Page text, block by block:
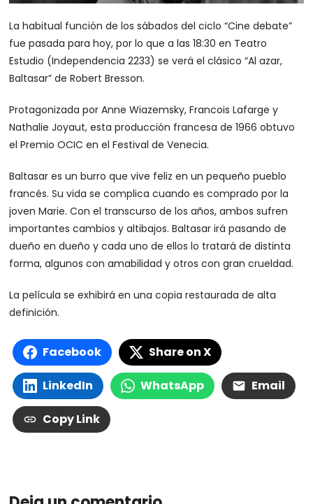
La habitual función de los sábados del ciclo “Cine debate”
fue pasada para hoy, por lo que a las 18:30 en Teatro
Estudio (Independencia 2233) se verá el clásico “Al azar,
Baltasar” de Robert Bresson.
Protagonizada por Anne Wiazemsky, Francois Lafarge y
Nathalie Joyaut, esta producción francesa de 1966 obtuvo
el Premio OCIC en el Festival de Venecia.
Baltasar es un burro que vive feliz en un pequeño pueblo
francés. Su vida se complica cuando es comprado por la
joven Marie. Con el transcurso de los años, ambos sufren
importantes cambios y altibajos. Baltasar irá pasando de
dueño en dueño y cada uno de ellos lo tratará de distinta
forma, algunos con amabilidad y otros con gran crueldad.
La película se exhibirá en una copia restaurada de alta
definición.
Facebook Share on X
LinkedIn WhatsApp Email
Copy Link